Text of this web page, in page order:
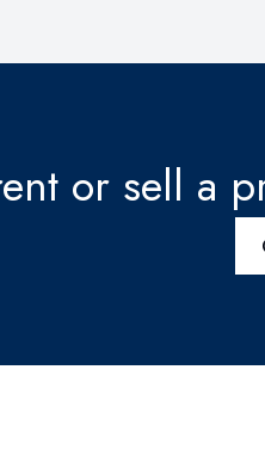
or sell a